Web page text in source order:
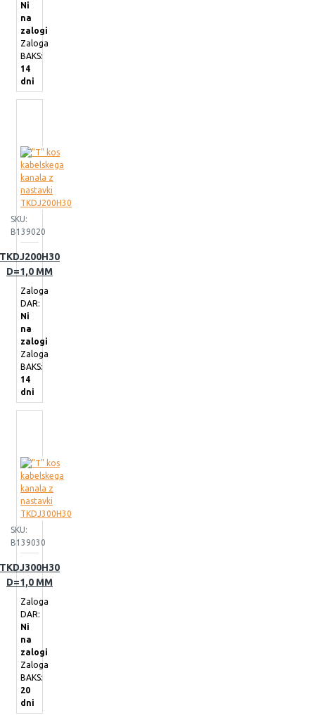
Ni
na
zalogi
Zaloga
BAKS:
14
dni
SKU:
B139020
TKDJ200H30
D=1,0 MM
Zaloga
DAR:
Ni
na
zalogi
Zaloga
BAKS:
14
dni
SKU:
B139030
TKDJ300H30
D=1,0 MM
Zaloga
DAR:
Ni
na
zalogi
Zaloga
BAKS:
20
dni